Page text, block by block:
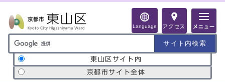
Language アクセス メニュー
サイト内検索の範囲
東山区サイト内
京都市サイト全体